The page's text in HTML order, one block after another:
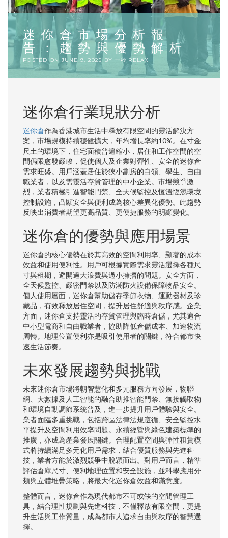
迷你倉市場分析報
告：趨勢與優勢解析
POSTED ON JUNE 9, 2025BY 一秒 RELAX
迷你倉行業現狀分析
迷你倉作為香港城市生活中釋放有限空間的靈活解決方
案，市場規模持續穩健擴大，年均增長率約10%。在寸金
尺土的環境下，住宅面積普遍縮小，居住和工作空間的空
間侷限愈發嚴峻，促使個人及企業對彈性、安全的迷你倉
需求旺盛。用戶涵蓋居住於狹小劏房的白領、學生、自由
職業者，以及需靈活存貨管理的中小企業。市場競爭激
烈，業者積極引進智能門禁、全天候監控及恆溫恆濕環境
控制設施，凸顯安全與便利成為核心差異化優勢。此趨勢
反映出消費者期望更高品質、更便捷服務的明顯變化。
迷你倉的優勢與應用場景
迷你倉的核心優勢在於其高效的空間利用率、顯著的成本
效益和使用便利性。用戶可根據實際需求靈活選擇各種尺
寸與租期，避開過大浪費與過小擁擠的問題。安全方面，
全天候監控、嚴密門禁以及防潮防火設備保障物品安全。
個人使用層面，迷你倉幫助儲存季節衣物、運動器材及珍
藏品，有效釋放居住空間，提升居住舒適與秩序感。企業
方面，迷你倉支持靈活的存貨管理與臨時倉儲，尤其適合
中小型電商和自由職業者，協助降低倉儲成本、加速物流
周轉。地理位置便利亦是吸引使用者的關鍵，符合都市快
速生活節奏。
未來發展趨勢與挑戰
未來迷你倉市場將朝智慧化和多元服務方向發展，物聯
網、大數據及人工智能的融合助推智能門禁、無接觸取物
和環境自動調節系統普及，進一步提升用戶體驗與安全。
業者面臨多重挑戰，包括跨區法律法規遵循、安全監控水
平提升及空間利用效率問題。永續經營與綠色建築標準的
推廣，亦成為產業發展關鍵。合理配置空間與彈性租賃模
式將持續滿足多元化用戶需求，結合優質服務與先進科
技，業者方能於激烈競爭中脫穎而出。對用戶而言，精準
評估倉庫尺寸、便利地理位置和安全設施，並科學應用分
類與立體堆疊策略，將最大化迷你倉效益和滿意度。
整體而言，迷你倉作為現代都市不可或缺的空間管理工
具，結合理性規劃與先進科技，不僅釋放有限空間，更提
升生活與工作質量，成為都市人追求自由與秩序的智慧選
擇。